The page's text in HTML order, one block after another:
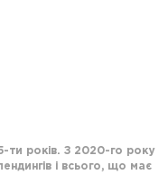
ти років. З 2020-го року
і всього, що має